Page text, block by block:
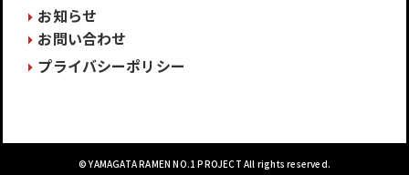
お知らせ
お問い合わせ
プライバシーポリシー
© YAMAGATA RAMEN NO.1 PROJECT All rights reserved.